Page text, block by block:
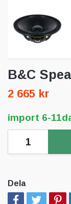
B&C
2 665 kr
import 6-
Dela